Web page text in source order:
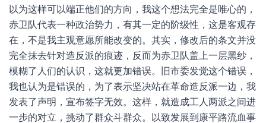
以为这样可以端正他们的方向，我这个想法完全是唯心的，
赤卫队代表一种政治势力，有其一定的阶级性，这是客观存
在，不是我主观意愿所能改变的。其实，修改后的条文并没
完全抹去针对造反派的痕迹，反而为赤卫队盖上一层黑纱，
模糊了人们的认识，这就更加错误。旧市委发觉这个错误，
我也认为是错误的，为了表示坚决站在革命造反派一边，我
发表了声明，宣布签字无效。这样，就造成工人两派之间进
一步的对立，挑动了群众斗群众。以致发展到康平路流血事